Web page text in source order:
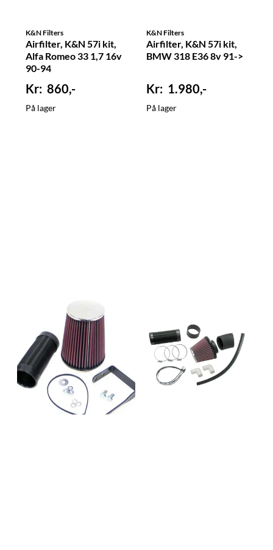
K&N Filters
Airfilter, K&N 57i kit,
Alfa Romeo 33 1,7 16v
90-94
860,-
På lager
K&N Filters
Airfilter, K&N 57i kit,
BMW 318 E36 8v 91->
1.980,-
På lager